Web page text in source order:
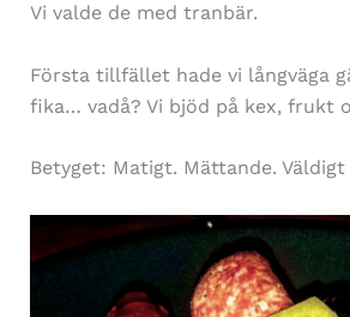
Vi valde de med tranbär.
Första tillfället hade vi långväga
fika… vadå? Vi bjöd på kex, frukt
Betyget: Matigt. Mättande.